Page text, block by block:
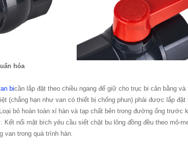
hóa
bicần lắp đặt theo chiều ngang để giữ cho trục bi cân bằng
(chẳng hạn như van có thiết bị chống phun) phải được lắp
bỏ hoàn toàn xỉ hàn và tạp chất bên trong đường ống trước
Kết nối mặt bích yêu cầu siết chặt bu lông đồng đều theo mô-
van trong quá trình hàn.